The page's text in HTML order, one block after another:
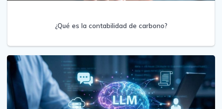
¿Qué es la contabilidad de carbono?